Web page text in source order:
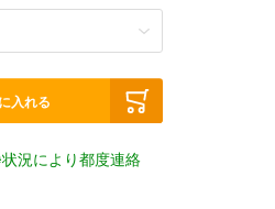
入れる
況により都度連絡